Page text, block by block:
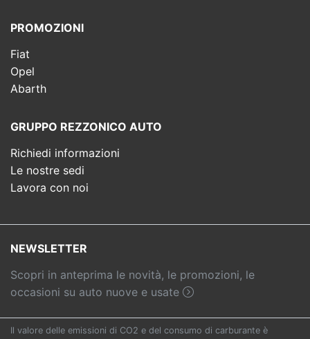
PROMOZIONI
Fiat
Opel
Abarth
GRUPPO REZZONICO AUTO
Richiedi informazioni
Le nostre sedi
Lavora con noi
NEWSLETTER
Scopri in anteprima le novità, le promozioni, le
occasioni su auto nuove e usate
Il valore delle emissioni di CO2 e del consumo di carburante è